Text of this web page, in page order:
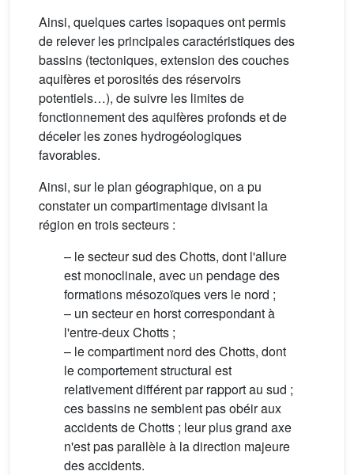
Ainsi, quelques cartes isopaques ont permis
de relever les principales caractéristiques des
bassins (tectoniques, extension des couches
aquifères et porosités des réservoirs
potentiels…), de suivre les limites de
fonctionnement des aquifères profonds et de
déceler les zones hydrogéologiques
favorables.
Ainsi, sur le plan géographique, on a pu
constater un compartimentage divisant la
région en trois secteurs :
– le secteur sud des Chotts, dont l'allure
est monoclinale, avec un pendage des
formations mésozoïques vers le nord ;
– un secteur en horst correspondant à
l'entre-deux Chotts ;
– le compartiment nord des Chotts, dont
le comportement structural est
relativement différent par rapport au sud ;
ces bassins ne semblent pas obéir aux
accidents de Chotts ; leur plus grand axe
n'est pas parallèle à la direction majeure
des accidents.